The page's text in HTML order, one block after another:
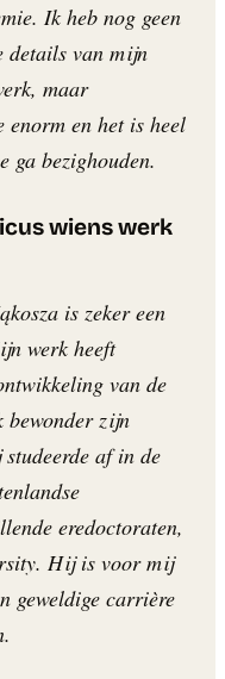
Ik heb nog geen
details van mijn
maar
enorm en het is heel
ga bezighouden.
wiens werk
is zeker een
werk heeft
van de
bewonder zijn
af in de
eredoctoraten,
Hij is voor mij
geweldige carrière